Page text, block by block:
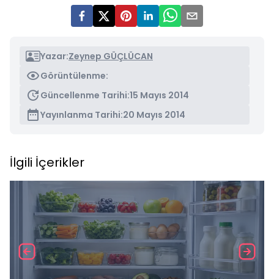
Yazar:Zeynep GÜÇLÜCAN
Görüntülenme:
Güncellenme Tarihi:15 Mayıs 2014
Yayınlanma Tarihi:20 Mayıs 2014
İlgili İçerikler